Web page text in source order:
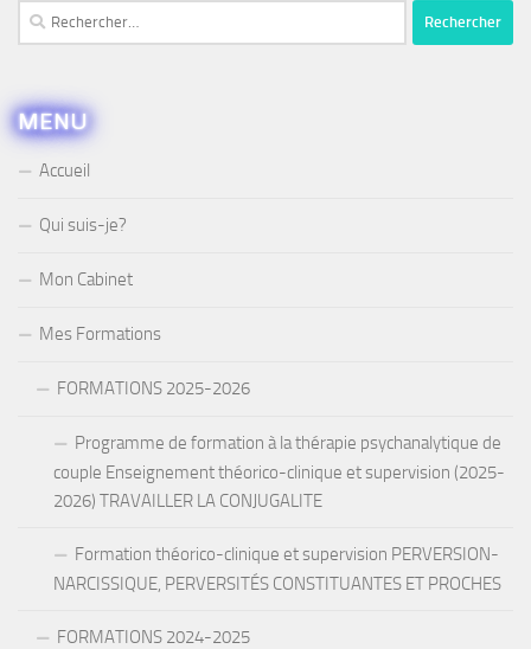
Rechercher :
MENU
Accueil
Qui suis-je?
Mon Cabinet
Mes Formations
FORMATIONS 2025-2026
Programme de formation à la thérapie psychanalytique de
couple Enseignement théorico-clinique et supervision (2025-
2026) TRAVAILLER LA CONJUGALITE
Formation théorico-clinique et supervision PERVERSION-
NARCISSIQUE, PERVERSITÉS CONSTITUANTES ET PROCHES
FORMATIONS 2024-2025